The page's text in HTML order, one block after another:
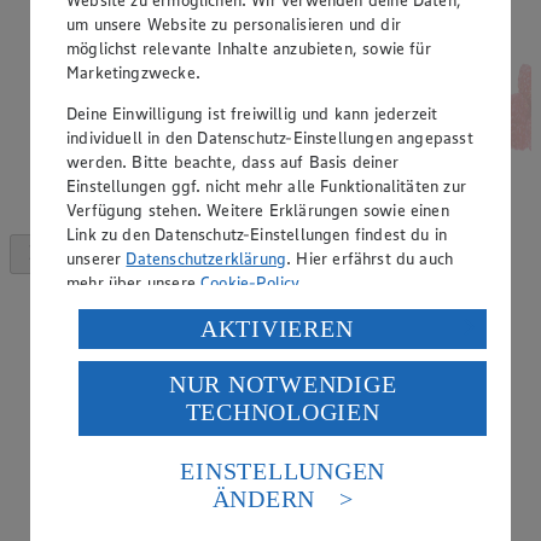
um unsere Website zu personalisieren und dir
möglichst relevante Inhalte anzubieten, sowie für
Marketingzwecke.
Deine Einwilligung ist freiwillig und kann jederzeit
individuell in den Datenschutz-Einstellungen angepasst
werden. Bitte beachte, dass auf Basis deiner
Einstellungen ggf. nicht mehr alle Funktionalitäten zur
Verfügung stehen. Weitere Erklärungen sowie einen
Link zu den Datenschutz-Einstellungen findest du in
unserer Datenschutzerklärung. Hier erfährst du auch
mehr über unsereCookie-Policy.
Verarbeitung deiner personenbezogenen Daten in den
USA durch Facebook und YouTube:
Wenn du auf „Aktivieren“ klickst, willigst du im Sinne
des Art. 49 Abs. 1 Satz 1 lit. a) DSGVO ein, dass deine
Daten in den USA verarbeitet werden. Der EuGH sieht
die USA als Land mit einem nach europäischen
Standards nicht angemessenen Datenschutzniveau an.
Es besteht das Risiko eines Zugriffs durch US-
AKTIVIEREN
NUR NOTWENDIGE
TECHNOLOGIEN
EINSTELLUNGEN
ÄNDERN